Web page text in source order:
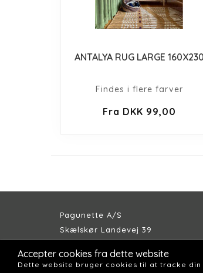
ANTALYA RUG LARGE 160X230
Findes i flere farver
Fra DKK 99,00
Pagunette A/S
Skælskør Landevej 39
Telefon: +45 58 57 04 00
Accepter cookies fra dette website
Dette website bruger cookies til at tracke